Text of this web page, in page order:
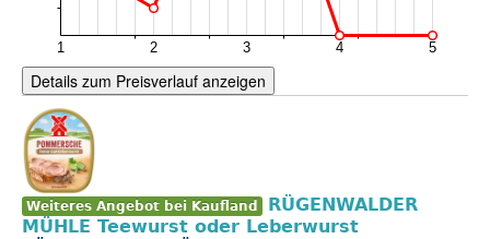
Details zum Preisverlauf anzeigen
Weiteres Angebot bei Kaufland
RÜGENWALDER
MÜHLE Teewurst oder Leberwurst